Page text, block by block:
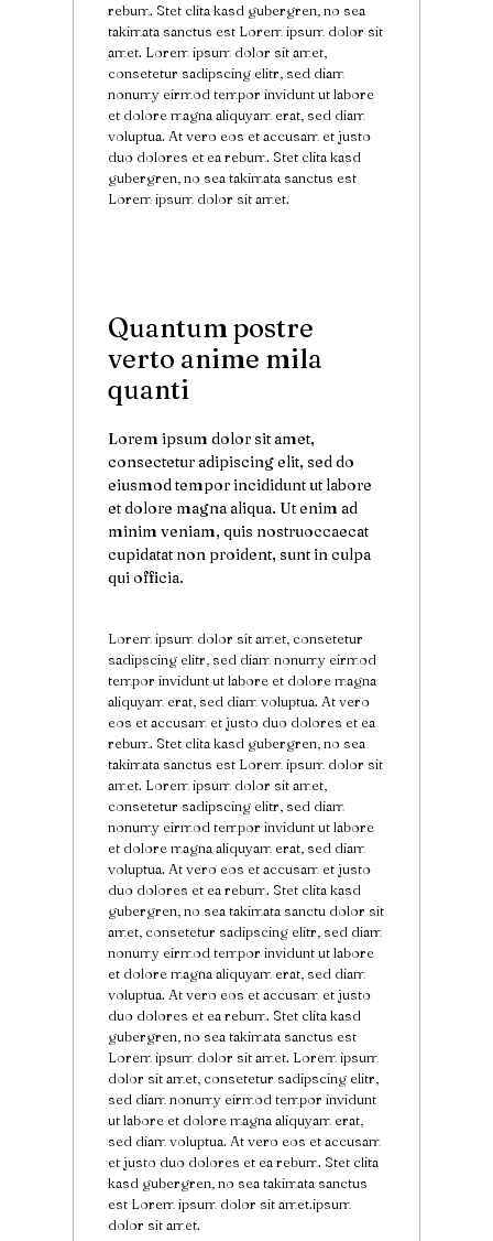
rebum. Stet clita kasd gubergren, no sea
takimata sanctus est Lorem ipsum dolor sit
amet. Lorem ipsum dolor sit amet,
consetetur sadipscing elitr, sed diam
nonumy eirmod tempor invidunt ut labore
et dolore magna aliquyam erat, sed diam
voluptua. At vero eos et accusam et justo
duo dolores et ea rebum. Stet clita kasd
gubergren, no sea takimata sanctus est
Lorem ipsum dolor sit amet.
Quantum postre
verto anime mila
quanti
Lorem ipsum dolor sit amet,
consectetur adipiscing elit, sed do
eiusmod tempor incididunt ut labore
et dolore magna aliqua. Ut enim ad
minim veniam, quis nostruoccaecat
cupidatat non proident, sunt in culpa
qui officia.
Lorem ipsum dolor sit amet, consetetur
sadipscing elitr, sed diam nonumy eirmod
tempor invidunt ut labore et dolore magna
aliquyam erat, sed diam voluptua. At vero
eos et accusam et justo duo dolores et ea
rebum. Stet clita kasd gubergren, no sea
takimata sanctus est Lorem ipsum dolor sit
amet. Lorem ipsum dolor sit amet,
consetetur sadipscing elitr, sed diam
nonumy eirmod tempor invidunt ut labore
et dolore magna aliquyam erat, sed diam
voluptua. At vero eos et accusam et justo
duo dolores et ea rebum. Stet clita kasd
gubergren, no sea takimata sanctu dolor sit
amet, consetetur sadipscing elitr, sed diam
nonumy eirmod tempor invidunt ut labore
et dolore magna aliquyam erat, sed diam
voluptua. At vero eos et accusam et justo
duo dolores et ea rebum. Stet clita kasd
gubergren, no sea takimata sanctus est
Lorem ipsum dolor sit amet. Lorem ipsum
dolor sit amet, consetetur sadipscing elitr,
sed diam nonumy eirmod tempor invidunt
ut labore et dolore magna aliquyam erat,
sed diam voluptua. At vero eos et accusam
et justo duo dolores et ea rebum. Stet clita
kasd gubergren, no sea takimata sanctus
est Lorem ipsum dolor sit amet.ipsum
dolor sit amet.